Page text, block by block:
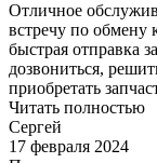
Отличное
встречу по обмену
быстрая отправка
дозвониться,
приобретать
Читать полностью
Сергей
17 февраля 2024